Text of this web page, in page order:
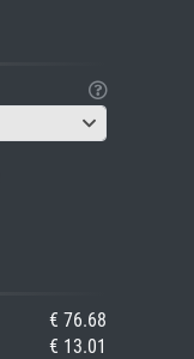
€ 76.68
€ 13.01